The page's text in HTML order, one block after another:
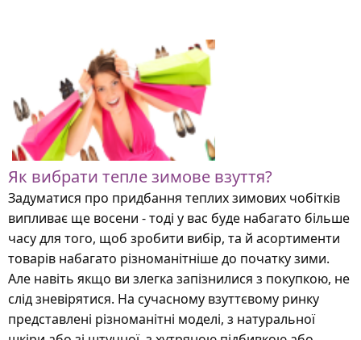
Як вибрати тепле зимове взуття?
Задуматися про придбання теплих зимових чобітків
випливає ще восени - тоді у вас буде набагато більше
часу для того, щоб зробити вибір, та й асортименти
товарів набагато різноманітніше до початку зими.
Але навіть якщо ви злегка запізнилися з покупкою, не
слід зневірятися. На сучасному взуттєвому ринку
представлені різноманітні моделі, з натуральної